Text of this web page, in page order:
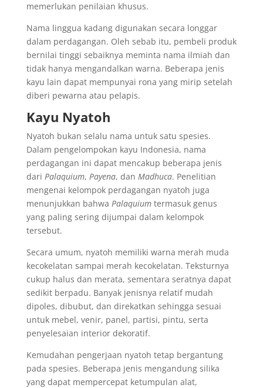
memerlukan penilaian khusus.
Nama linggua kadang digunakan secara longgar
dalam perdagangan. Oleh sebab itu, pembeli produk
bernilai tinggi sebaiknya meminta nama ilmiah dan
tidak hanya mengandalkan warna. Beberapa jenis
kayu lain dapat mempunyai rona yang mirip setelah
diberi pewarna atau pelapis.
Kayu Nyatoh
Nyatoh bukan selalu nama untuk satu spesies.
Dalam pengelompokan kayu Indonesia, nama
perdagangan ini dapat mencakup beberapa jenis
dari Palaquium, Payena, dan Madhuca. Penelitian
mengenai kelompok perdagangan nyatoh juga
menunjukkan bahwa Palaquiumtermasuk genus
yang paling sering dijumpai dalam kelompok
tersebut.
Secara umum, nyatoh memiliki warna merah muda
kecokelatan sampai merah kecokelatan. Teksturnya
cukup halus dan merata, sementara seratnya dapat
sedikit berpadu. Banyak jenisnya relatif mudah
dipoles, dibubut, dan direkatkan sehingga sesuai
untuk mebel, venir, panel, partisi, pintu, serta
penyelesaian interior dekoratif.
Kemudahan pengerjaan nyatoh tetap bergantung
pada spesies. Beberapa jenis mengandung silika
yang dapat mempercepat ketumpulan alat,